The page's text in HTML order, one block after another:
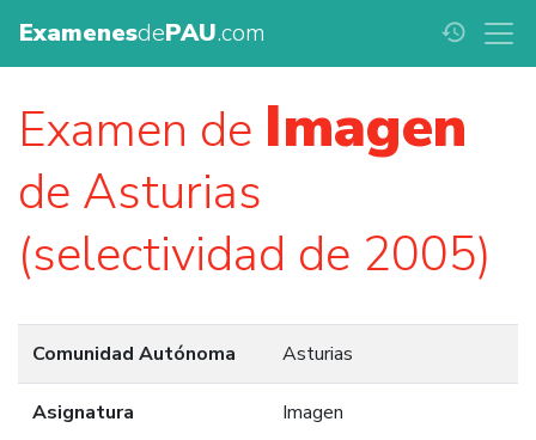
ExamenesdePAU.com history
Examen de Imagen
de Asturias
(selectividad de 2005)
Comunidad Autónoma Asturias
Asignatura Imagen